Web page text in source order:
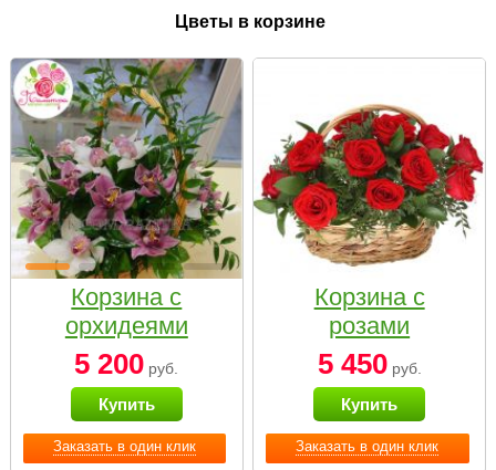
Цветы в корзине
Заказать в один клик
Корзина с
орхидеями
малая
5 200 руб.
Купить
Заказать в один клик
Корзина с
розами
«Красный
Париж»
5 450руб.
Купить